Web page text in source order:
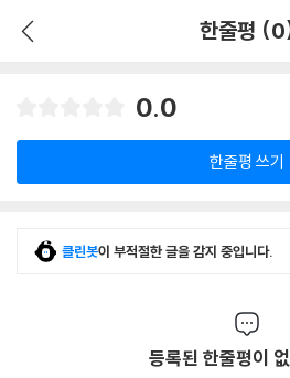
한줄평
0.0
한줄평 쓰기
클린봇이 부적절한 글을 감지 중입니다.
등록된 한줄평이